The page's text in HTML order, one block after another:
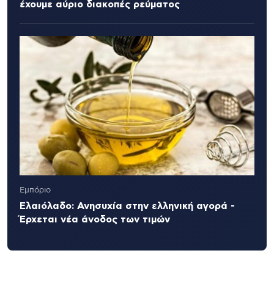
έχουμε αύριο διακοπές ρεύματος
Εμπόριο
Ελαιόλαδο: Ανησυχία στην ελληνική αγορά -
Έρχεται νέα άνοδος των τιμών